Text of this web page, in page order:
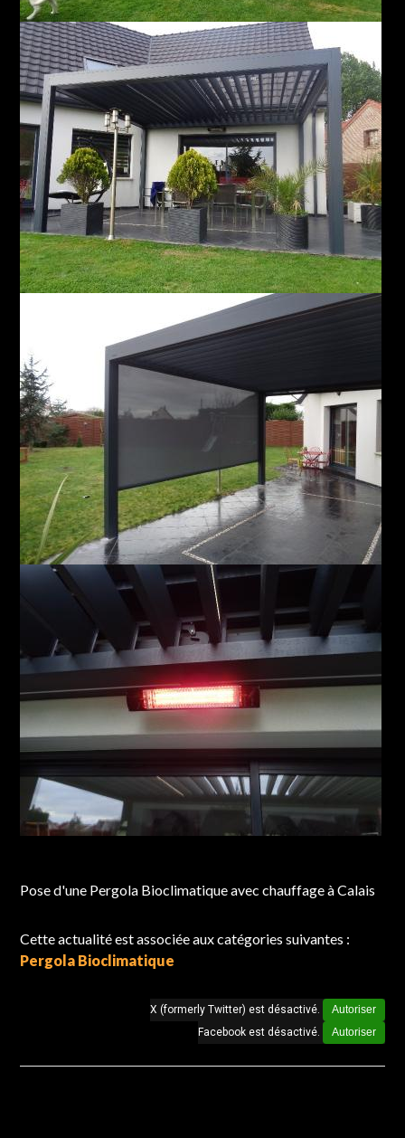
Pose d'une Pergola Bioclimatique avec chauffage à Calais
Cette actualité est associée aux catégories suivantes :
Pergola Bioclimatique
X (formerly Twitter) est désactivé.
Autoriser
Facebook est désactivé.
Autoriser